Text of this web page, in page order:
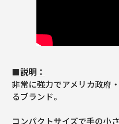
■説明：
非常に強力でアメリカ政府
るブランド。
コンパクトサイズで手の小